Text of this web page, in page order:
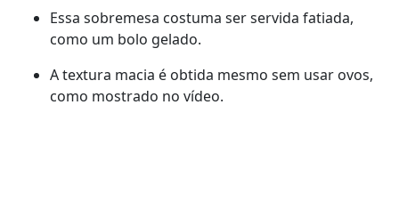
Essa sobremesa costuma ser servida fatiada,
como um bolo gelado.
A textura macia é obtida mesmo sem usar ovos,
como mostrado no vídeo.